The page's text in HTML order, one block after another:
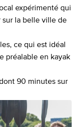
expérimenté qui
sur la belle ville de
ce qui est idéal
préalable en kayak
90 minutes sur